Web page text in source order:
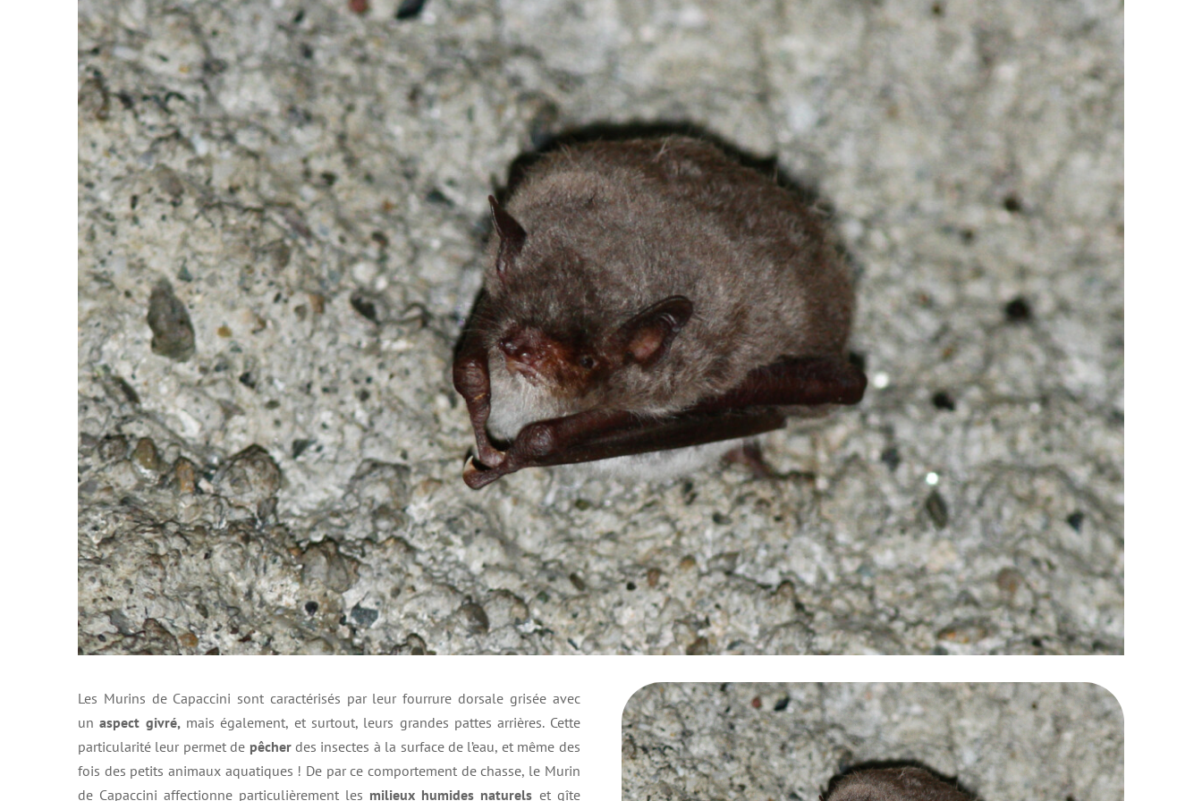
Image
Les Murins de Capaccini sont caractérisés par leur fourrure dorsale grisée avec
unaspect givré, mais également, et surtout, leurs grandes pattes arrières. Cette
particularité leur permet de pêcher des insectes à la surface de l’eau, et même des
fois des petits animaux aquatiques ! De par ce comportement de chasse, le Murin
de Capaccini affectionne particulièrement les milieux humides naturels et gîte